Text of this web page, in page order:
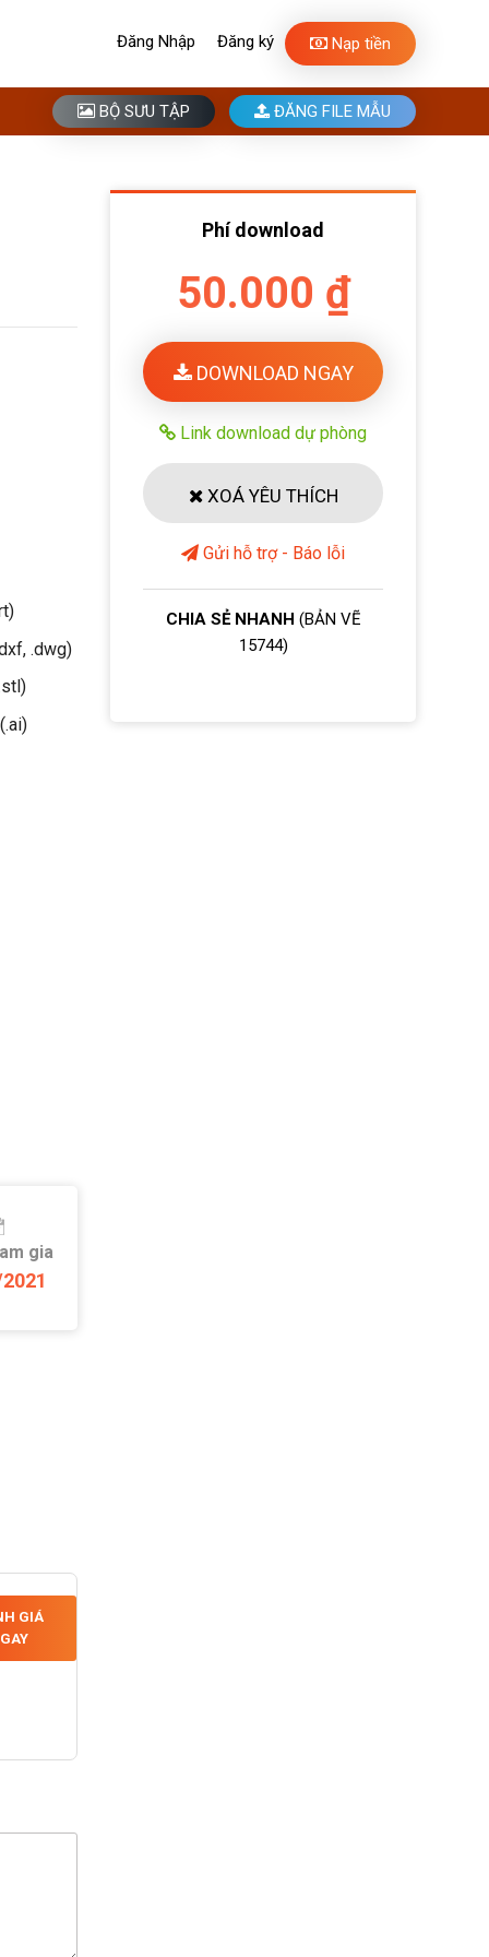
Đăng Nhập Đăng ký Nạp tiền
BỘ SƯU TẬP ĐĂNG FILE MẪU
.dwg)
gia
GIÁ
Phí download
50.000 ₫
DOWNLOAD NGAY
Link download dự phòng
XOÁ YÊU THÍCH
Gửi hỗ trợ - Báo lỗi
CHIA SẺ NHANH (BẢN VẼ
15744)